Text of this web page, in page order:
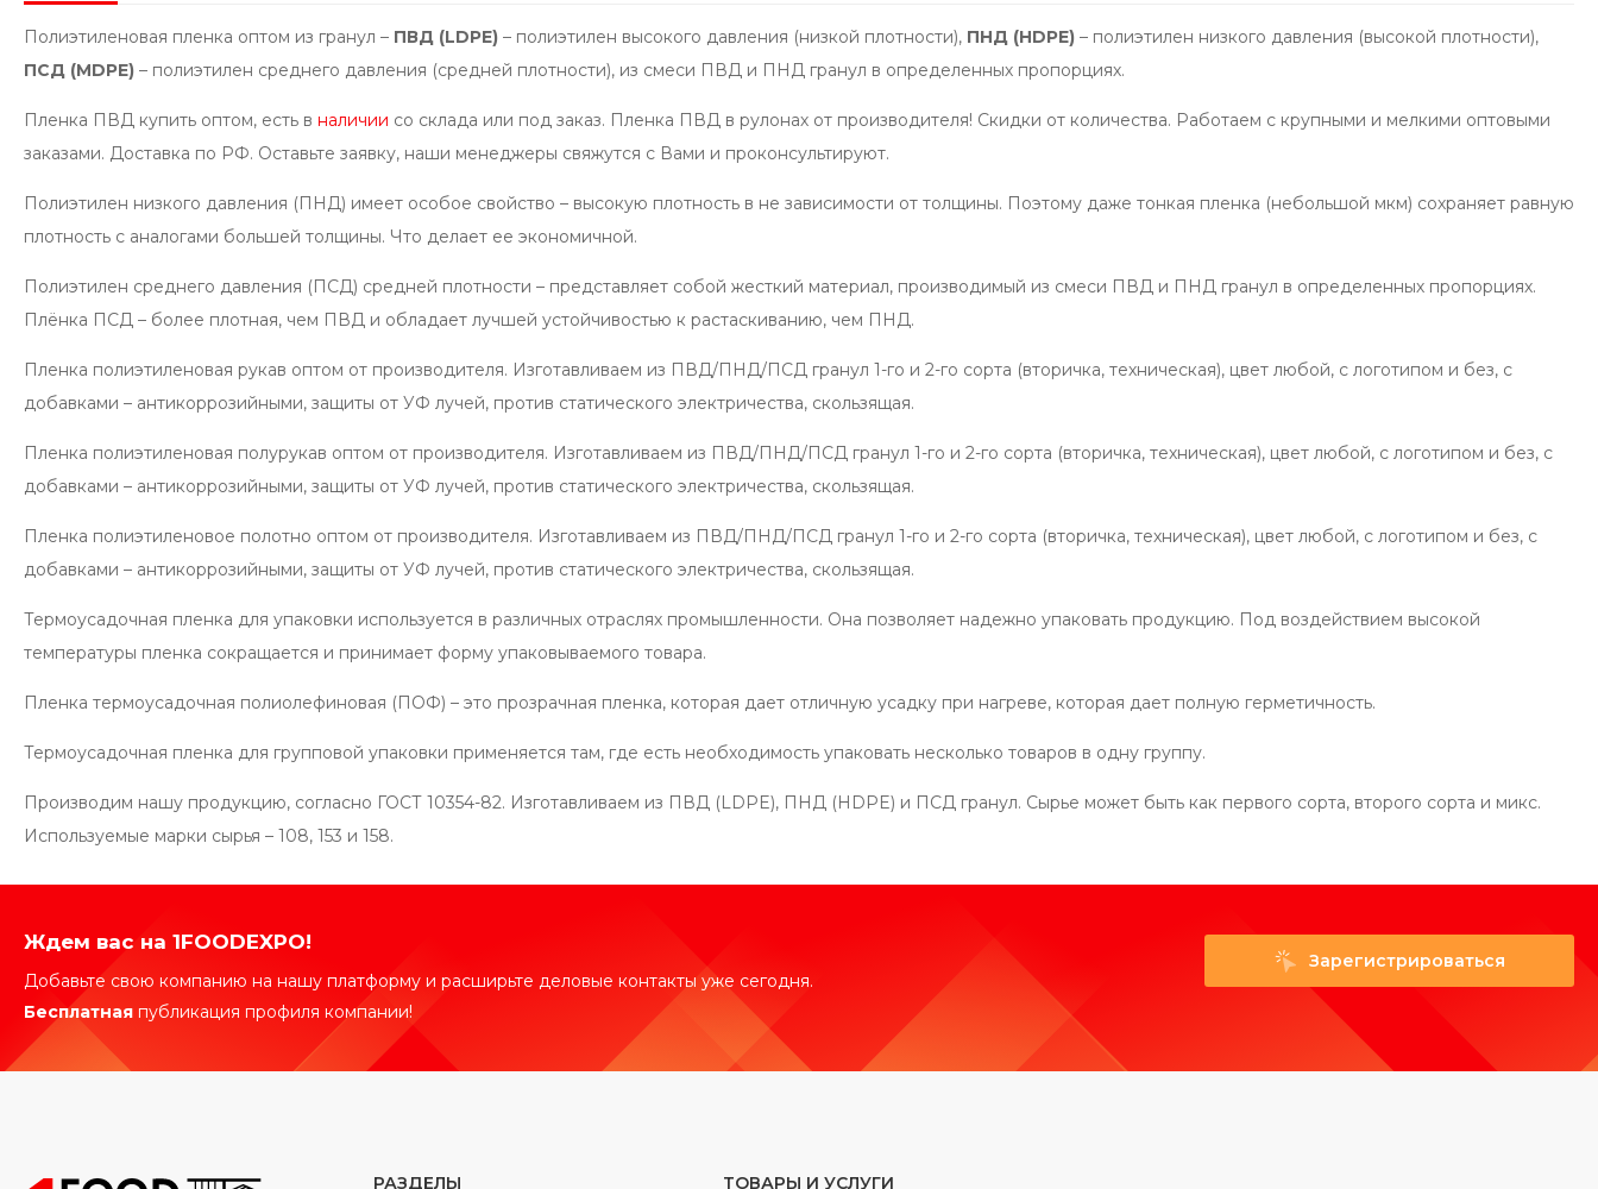
Полиэтиленовая пленка оптом из гранул – ПВД (LDPE) – полиэтилен высокого давления (низкой плотности), ПНД (HDPE) – полиэтилен низкого давления (высокой плотности),
ПСД (MDPE) – полиэтилен среднего давления (средней плотности), из смеси ПВД и ПНД гранул в определенных пропорциях.
Пленка ПВД купить оптом, есть в наличии со склада или под заказ. Пленка ПВД в рулонах от производителя! Скидки от количества. Работаем с крупными и мелкими оптовыми
заказами. Доставка по РФ. Оставьте заявку, наши менеджеры свяжутся с Вами и проконсультируют.
Полиэтилен низкого давления (ПНД) имеет особое свойство – высокую плотность в не зависимости от толщины. Поэтому даже тонкая пленка (небольшой мкм) сохраняет равную
плотность с аналогами большей толщины. Что делает ее экономичной.
Полиэтилен среднего давления (ПСД) средней плотности – представляет собой жесткий материал, производимый из смеси ПВД и ПНД гранул в определенных пропорциях.
Плёнка ПСД – более плотная, чем ПВД и обладает лучшей устойчивостью к растаскиванию, чем ПНД.
Пленка полиэтиленовая рукав оптом от производителя. Изготавливаем из ПВД/ПНД/ПСД гранул 1-го и 2-го сорта (вторичка, техническая), цвет любой, с логотипом и без, с
добавками – антикоррозийными, защиты от УФ лучей, против статического электричества, скользящая.
Пленка полиэтиленовая полурукав оптом от производителя. Изготавливаем из ПВД/ПНД/ПСД гранул 1-го и 2-го сорта (вторичка, техническая), цвет любой, с логотипом и без, с
добавками – антикоррозийными, защиты от УФ лучей, против статического электричества, скользящая.
Пленка полиэтиленовое полотно оптом от производителя. Изготавливаем из ПВД/ПНД/ПСД гранул 1-го и 2-го сорта (вторичка, техническая), цвет любой, с логотипом и без, с
добавками – антикоррозийными, защиты от УФ лучей, против статического электричества, скользящая.
Термоусадочная пленка для упаковки используется в различных отраслях промышленности. Она позволяет надежно упаковать продукцию. Под воздействием высокой
температуры пленка сокращается и принимает форму упаковываемого товара.
Пленка термоусадочная полиолефиновая (ПОФ) – это прозрачная пленка, которая дает отличную усадку при нагреве, которая дает полную герметичность.
Термоусадочная пленка для групповой упаковки применяется там, где есть необходимость упаковать несколько товаров в одну группу.
Производим нашу продукцию, согласно ГОСТ 10354-82. Изготавливаем из ПВД (LDPE), ПНД (HDPE) и ПСД гранул. Сырье может быть как первого сорта, второго сорта и микс.
Используемые марки сырья – 108, 153 и 158.
Ждем вас на 1FOODEXPO!
Добавьте свою компанию на нашу платформу и расширьте деловые контакты уже сегодня.
Бесплатная публикация профиля компании!
Зарегистрироваться
РАЗДЕЛЫ ТОВАРЫ И УСЛУГИ